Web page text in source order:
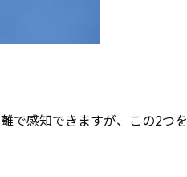
で感知できますが、この2つを